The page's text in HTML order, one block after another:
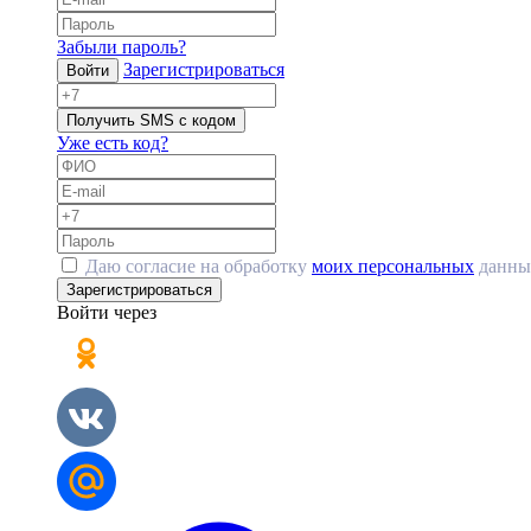
Забыли пароль?
Войти Зарегистрироваться
Получить SMS с кодом
Уже есть код?
Даю согласие на обработку моих персональных
Зарегистрироваться
Войти через